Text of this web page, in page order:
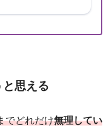
思える
でどれだけ無理してい